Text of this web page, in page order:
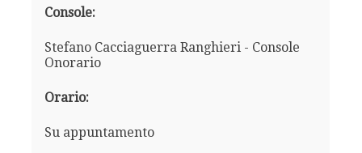
Console:
Stefano Cacciaguerra Ranghieri - Console
Onorario
Orario:
Su appuntamento